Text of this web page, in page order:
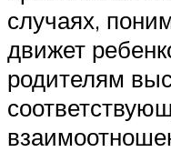
случаях,
движет
родителям